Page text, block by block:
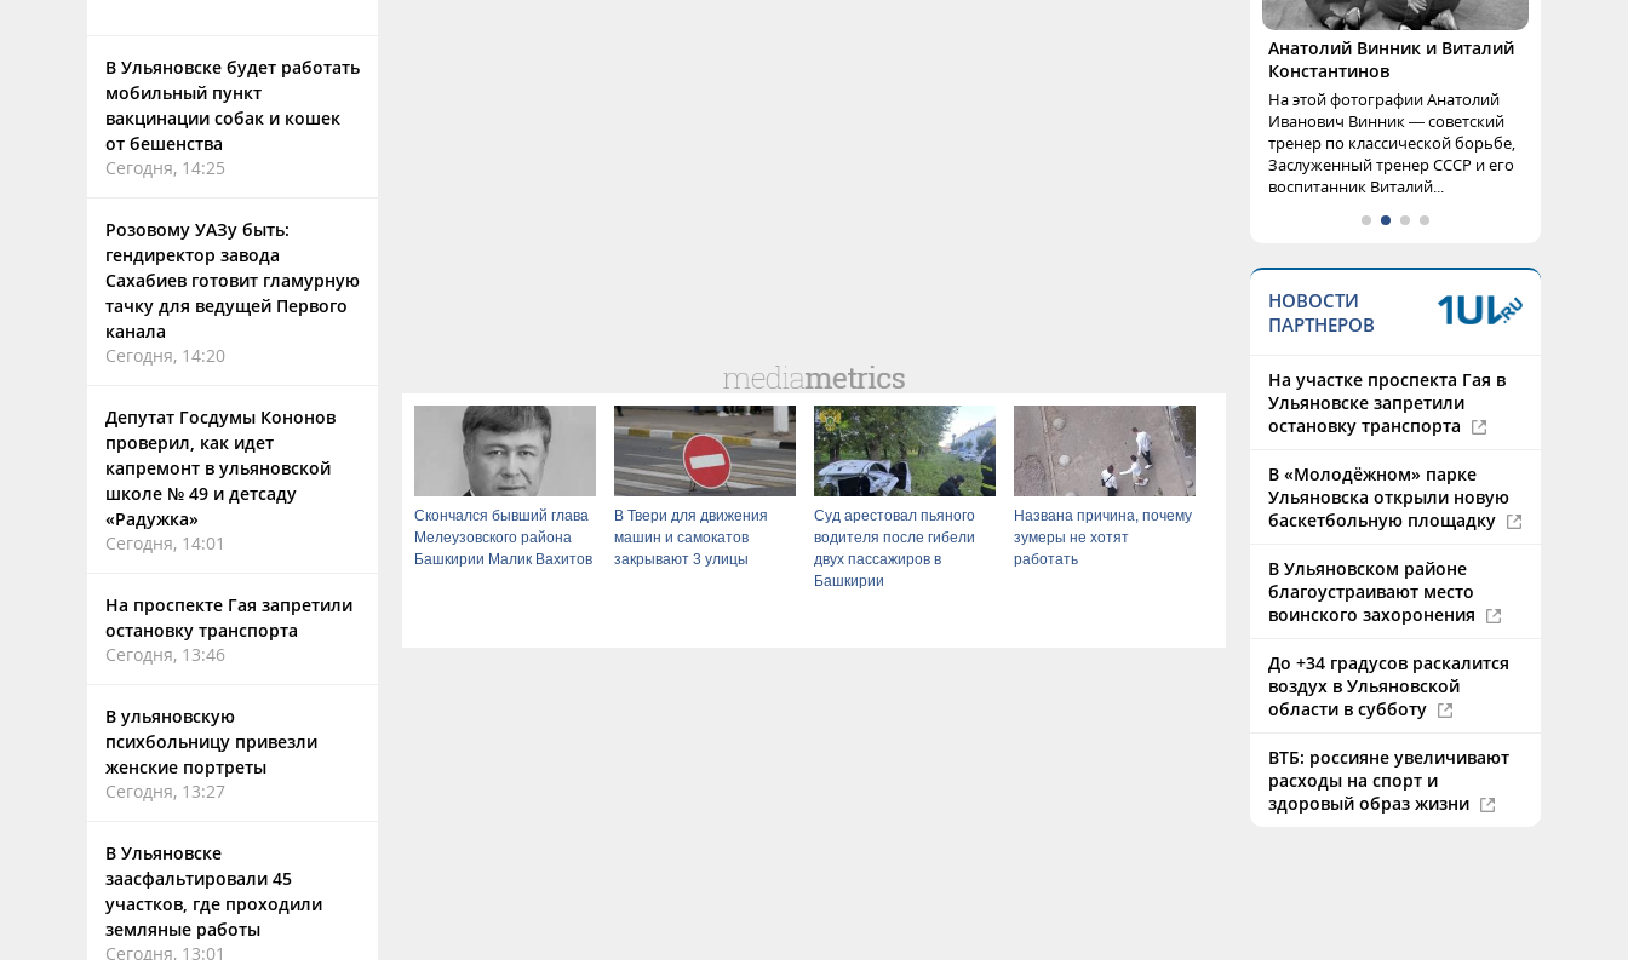
В Ульяновске будет работать
мобильный пункт
вакцинации собак и кошек
от бешенства
Сегодня, 14:25
Розовому УАЗу быть:
гендиректор завода
Сахабиев готовит гламурную
тачку для ведущей Первого
канала
Сегодня, 14:20
Депутат Госдумы Кононов
проверил, как идет
капремонт в ульяновской
школе № 49 и детсаду
«Радужка»
Сегодня, 14:01
На проспекте Гая запретили
остановку транспорта
Сегодня, 13:46
В ульяновскую
психбольницу привезли
женские портреты
Сегодня, 13:27
В Ульяновске
заасфальтировали 45
участков, где проходили
земляные работы
Сегодня, 13:01
Скончался бывший глава
Мелеузовского района
Башкирии Малик Вахитов
В Твери для движения
машин и самокатов
закрывают 3 улицы
Суд арестовал пьяного
водителя после гибели
двух пассажиров в
Башкирии
Названа причина, почему
зумеры не хотят
работать
Анатолий Винник и Виталий
Константинов
На этой фотографии Анатолий
Иванович Винник — советский
тренер по классической борьбе,
Заслуженный тренер СССР и его
воспитанник Виталий...
НОВОСТИ
ПАРТНЕРОВ
На участке проспекта Гая в
Ульяновске запретили
остановку транспорта
В «Молодёжном» парке
Ульяновска открыли новую
баскетбольную площадку
В Ульяновском районе
благоустраивают место
воинского захоронения
До +34 градусов раскалится
воздух в Ульяновской
области в субботу
ВТБ: россияне увеличивают
расходы на спорт и
здоровый образ жизни